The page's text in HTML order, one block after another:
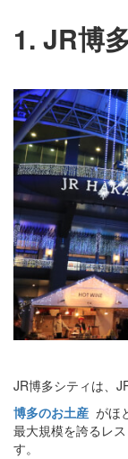
1. JR博
JR博多シティは、
博多のお土産 がほ
最大規模を誇るレ
す。